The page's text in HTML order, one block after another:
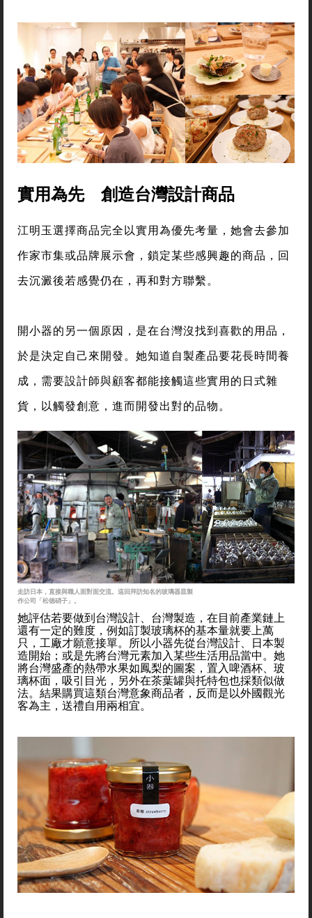
實用為先 創造台灣設計商品
江明玉選擇商品完全以實用為優先考量，她會去參加
作家市集或品牌展示會，鎖定某些感興趣的商品，回
去沉澱後若感覺仍在，再和對方聯繫。
開小器的另一個原因，是在台灣沒找到喜歡的用品，
於是決定自己來開發。她知道自製產品要花長時間養
成，需要設計師與顧客都能接觸這些實用的日式雜
貨，以觸發創意，進而開發出對的品物。
走訪日本，直接與職人面對面交流。這回拜訪知名的玻璃器皿製
作公司「松徳硝子」。
她評估若要做到台灣設計、台灣製造，在目前產業鏈上
還有一定的難度，例如訂製玻璃杯的基本量就要上萬
只，工廠才願意接單。所以小器先從台灣設計、日本製
造開始；或是先將台灣元素加入某些生活用品當中。她
將台灣盛產的熱帶水果如鳳梨的圖案，置入啤酒杯、玻
璃杯面，吸引目光，另外在茶葉罐與托特包也採類似做
法。結果購買這類台灣意象商品者，反而是以外國觀光
客為主，送禮自用兩相宜。